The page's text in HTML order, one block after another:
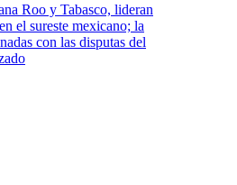
Roo y Tabasco, lideran
el sureste mexicano; la
con las disputas del